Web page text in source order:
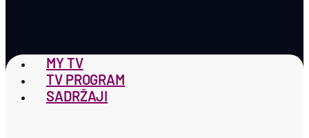
MY TV
TV PROGRAM
SADRŽAJI